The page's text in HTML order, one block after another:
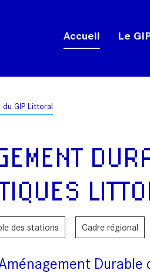
Accueil Le
GIP Littoral
des stations Cadre régional